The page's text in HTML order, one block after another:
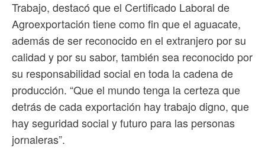
Trabajo, destacó que el Certificado Laboral de
Agroexportación tiene como fin que el aguacate,
además de ser reconocido en el extranjero por su
calidad y por su sabor, también sea reconocido por
su responsabilidad social en toda la cadena de
producción. “Que el mundo tenga la certeza que
detrás de cada exportación hay trabajo digno, que
hay seguridad social y futuro para las personas
jornaleras”.